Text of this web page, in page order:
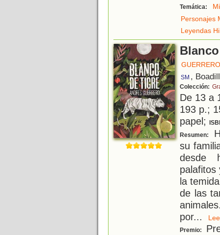
Temática:
Personajes
Leyendas
SM ,
Colección:
De 13 a
193 p.;
papel;
Resumen:
su
desde
palafitos
la
de las
por...
Premio: